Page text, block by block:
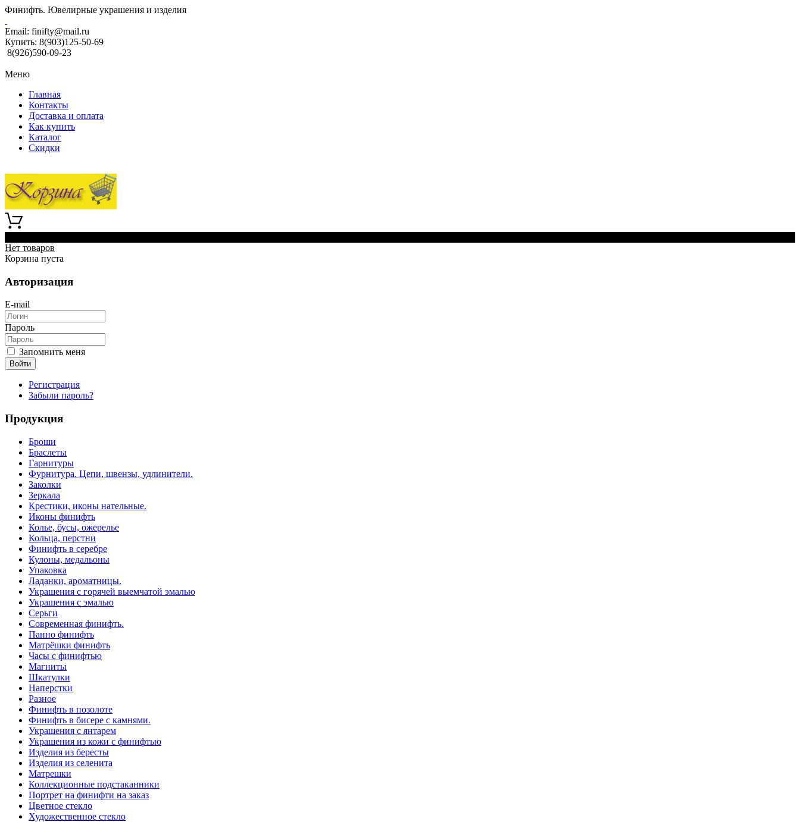
Финифть. Ювелирные украшения и изделия
Email: finifty@mail.ru
Купить: 8(903)125-50-69
8(926)590-09-23
Меню
Главная
Контакты
Доставка и оплата
Как купить
Каталог
Скидки
Нет товаров
Корзина пуста
Авторизация
E-mail
Пароль
Запомнить меня
Войти
Регистрация
Забыли пароль?
Продукция
Броши
Браслеты
Гарнитуры
Фурнитура. Цепи, швензы, удлинители.
Заколки
Зеркала
Крестики, иконы нательные.
Иконы финифть
Колье, бусы, ожерелье
Кольца, перстни
Финифть в серебре
Кулоны, медальоны
Упаковка
Ладанки, ароматницы.
Украшения с горячей выемчатой эмалью
Украшения с эмалью
Серьги
Современная финифть.
Панно финифть
Матрёшки финифть
Часы с финифтью
Магниты
Шкатулки
Наперстки
Разное
Финифть в позолоте
Финифть в бисере с камнями.
Украшения с янтарем
Украшения из кожи с финифтью
Изделия из бересты
Изделия из селенита
Матрешки
Коллекционные подстаканники
Портрет на финифти на заказ
Цветное стекло
Художественное стекло